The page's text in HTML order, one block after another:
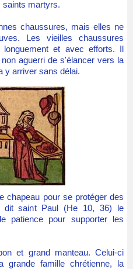
saints martyrs.
chaussures, mais elles ne
Les vieilles chaussures
et avec efforts. Il
aguerri de s'élancer vers la
y arriver sans délai.
chapeau pour se protéger des
dit saint Paul (He 10, 36) le
patience pour supporter les
et grand manteau. Celui-ci
grande famille chrétienne, la